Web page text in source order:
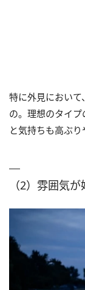
特に外見におい
の。理想のタイプ
と気持ちも高ぶり
（2）雰囲気